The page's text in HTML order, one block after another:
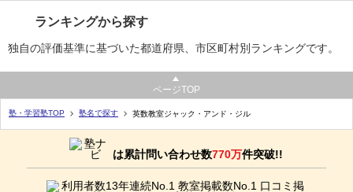
ランキングから探す
独自の評価基準に基づいた都道府県、市区町村別ランキングです。
ページTOP
塾・学習塾TOP 塾名で探す 英数教室ジャック・アンド・ジル
は累計問い合わせ数770万件突破!!